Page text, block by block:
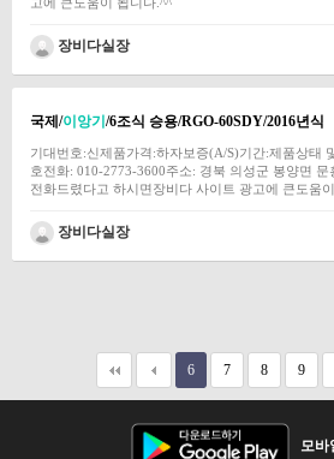
장비다실장
국제/이앙기/6조식 승용/RGO-60SDY/2016년식
기대번호:신제품가격:하자보증(A/S)기간:제품상태
호전화: 010-2773-3600주소: 경북 의성군 봉양면
전화드렸다고 하시면장비다 사이트 광고에 큰도움
장비다실장
6 7 8 9
모바